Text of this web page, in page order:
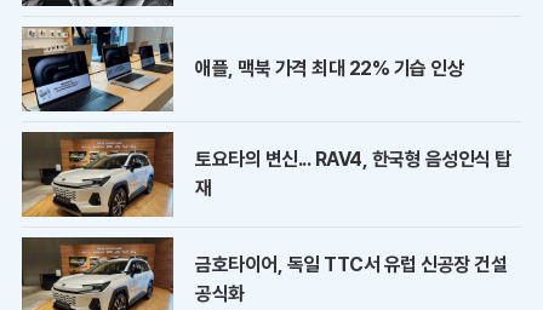
애플, 맥북 가격 최대 22% 기습 인상
토요타의 변신... RAV4, 한국형 음성인식 탑
재
금호타이어, 독일 TTC서 유럽 신공장 건설
공식화